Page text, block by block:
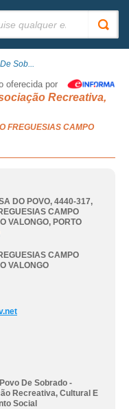
Sob...
oferecida por
Recreativa,
FREGUESIAS CAMPO
DO POVO, 4440-317,
CAMPO
VALONGO, PORTO
CAMPO
VALONGO
De Sobrado -
Recreativa, Cultural E
Social